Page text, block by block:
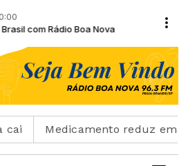
com Rádio Boa Nova
Medicamento reduz em até